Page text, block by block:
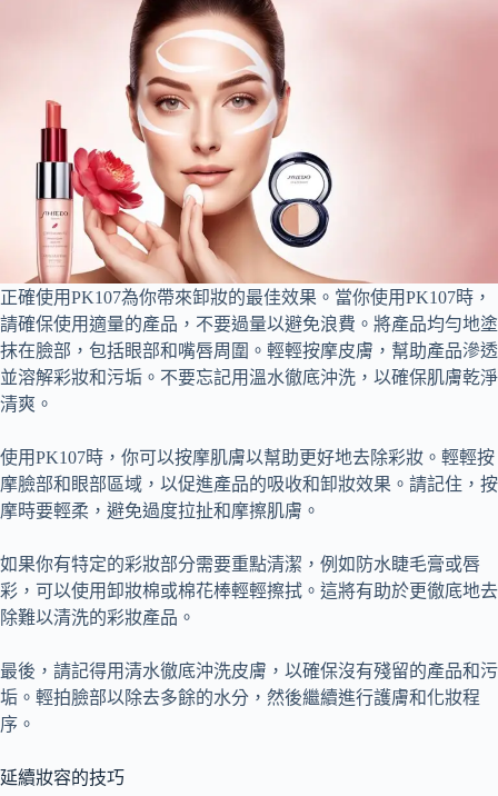
正確使用PK107為你帶來卸妝的最佳效果。當你使用PK107時，
請確保使用適量的產品，不要過量以避免浪費。將產品均勻地塗
抹在臉部，包括眼部和嘴唇周圍。輕輕按摩皮膚，幫助產品滲透
並溶解彩妝和污垢。不要忘記用溫水徹底沖洗，以確保肌膚乾淨
清爽。
使用PK107時，你可以按摩肌膚以幫助更好地去除彩妝。輕輕按
摩臉部和眼部區域，以促進產品的吸收和卸妝效果。請記住，按
摩時要輕柔，避免過度拉扯和摩擦肌膚。
如果你有特定的彩妝部分需要重點清潔，例如防水睫毛膏或唇
彩，可以使用卸妝棉或棉花棒輕輕擦拭。這將有助於更徹底地去
除難以清洗的彩妝產品。
最後，請記得用清水徹底沖洗皮膚，以確保沒有殘留的產品和污
垢。輕拍臉部以除去多餘的水分，然後繼續進行護膚和化妝程
序。
延續妝容的技巧